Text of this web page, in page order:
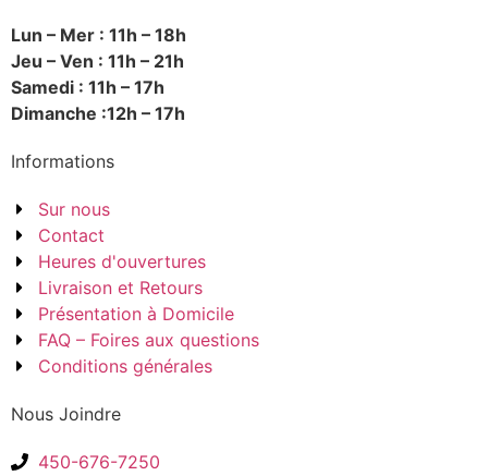
Lun – Mer : 11h – 18h
Jeu – Ven : 11h – 21h
Samedi : 11h – 17h
Dimanche :12h – 17h
Informations
Sur nous
Contact
Heures d'ouvertures
Livraison et Retours
Présentation à Domicile
FAQ – Foires aux questions
Conditions générales
Nous Joindre
450-676-7250